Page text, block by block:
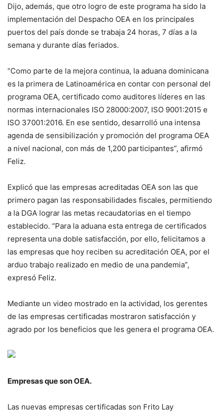
Dijo, además, que otro logro de este programa ha sido la
implementación del Despacho OEA en los principales
puertos del país donde se trabaja 24 horas, 7 días a la
semana y durante días feriados.
“Como parte de la mejora continua, la aduana dominicana
es la primera de Latinoamérica en contar con personal del
programa OEA, certificado como auditores líderes en las
normas internacionales ISO 28000:2007, ISO 9001:2015 e
ISO 37001:2016. En ese sentido, desarrolló una intensa
agenda de sensibilización y promoción del programa OEA
a nivel nacional, con más de 1,200 participantes”, afirmó
Feliz.
Explicó que las empresas acreditadas OEA son las que
primero pagan las responsabilidades fiscales, permitiendo
a la DGA lograr las metas recaudatorias en el tiempo
establecido. “Para la aduana esta entrega de certificados
representa una doble satisfacción, por ello, felicitamos a
las empresas que hoy reciben su acreditación OEA, por el
arduo trabajo realizado en medio de una pandemia”,
expresó Feliz.
Mediante un video mostrado en la actividad, los gerentes
de las empresas certificadas mostraron satisfacción y
agrado por los beneficios que les genera el programa OEA.
Empresas que son OEA.
Las nuevas empresas certificadas son Frito Lay